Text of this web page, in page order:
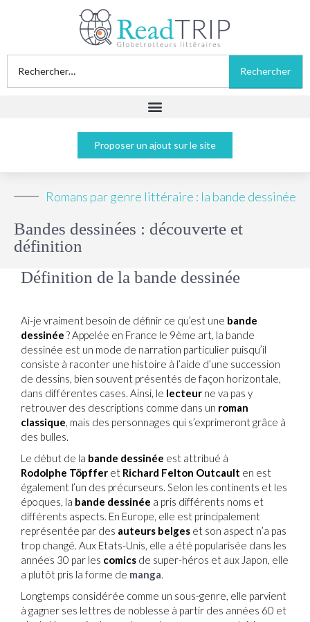
Proposer un ajout sur le site
Romans par genre littéraire : la bande dessinée
Bandes dessinées : découverte et
définition
Définition de la bande dessinée
Ai-je vraiment besoin de définir ce qu’est une bande
dessinée ? Appelée en France le 9ème art, la bande
dessinée est un mode de narration particulier puisqu’il
consiste à raconter une histoire à l’aide d’une succession
de dessins, bien souvent présentés de façon horizontale,
dans différentes cases. Ainsi, le lecteur ne va pas y
retrouver des descriptions comme dans un roman
classique, mais des personnages qui s’exprimeront grâce à
des bulles.
Le début de la bande dessinée est attribué à
Rodolphe Töpffer et Richard Felton Outcault en est
également l’un des précurseurs. Selon les continents et les
époques, la bande dessinée a pris différents noms et
différents aspects. En Europe, elle est principalement
représentée par des auteurs belges et son aspect n’a pas
trop changé. Aux Etats-Unis, elle a été popularisée dans les
années 30 par les comics de super-héros et aux Japon, elle
a plutôt pris la forme de manga.
Longtemps considérée comme un sous-genre, elle parvient
à gagner ses lettres de noblesse à partir des années 60 et